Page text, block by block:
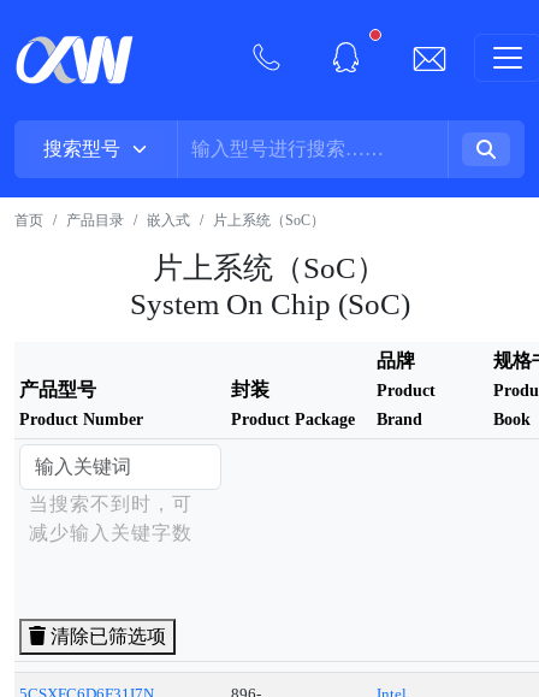
New alerts
首页 产品目录 嵌入式 片上系统（SoC）
片上系统（SoC）
System On Chip (SoC)
产品型号
Product Number
封装
Product Package
品牌
Product
Brand
规格
Book
当搜索不到时，可
减少输入关键字数
清除已筛选项